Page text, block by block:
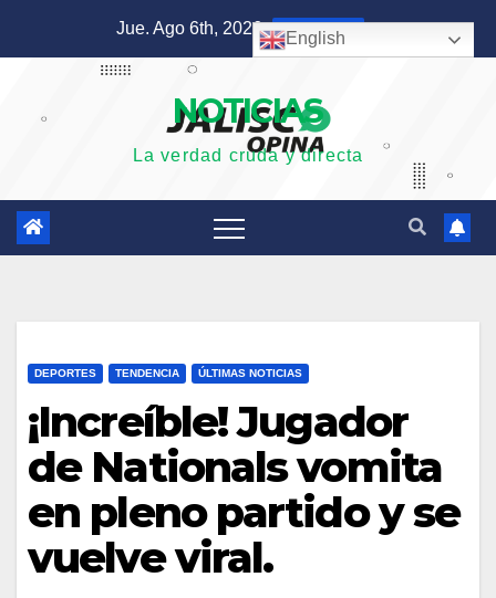
Jue. Ago 6th, 2026 4:10:58 AM
NOTICIAS
La verdad cruda y directa
DEPORTES TENDENCIA ÚLTIMAS NOTICIAS
¡Increíble! Jugador
de Nationals vomita
en pleno partido y se
vuelve viral.
English